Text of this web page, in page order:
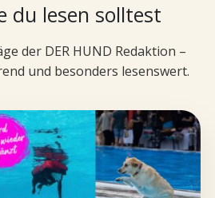
du lesen solltest
der DER HUND Redaktion –
und besonders lesenswert.